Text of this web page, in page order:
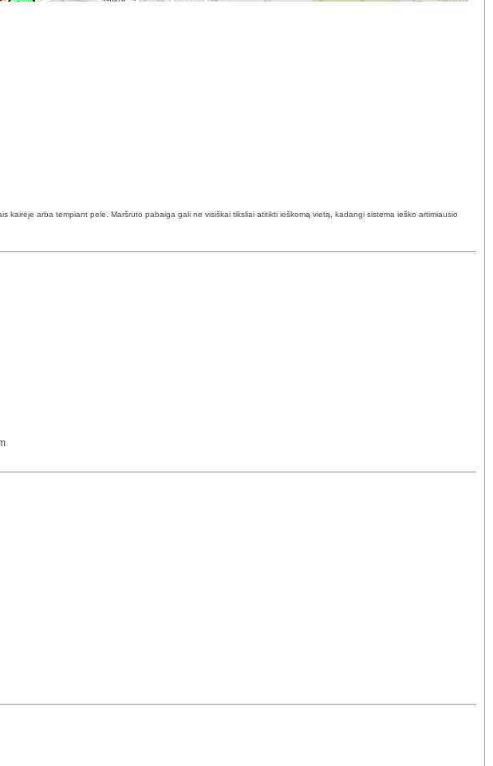
kairėje arba tempiant pele. Maršruto pabaiga gali ne visiškai tiksliai atitikti ieškomą vietą, kadangi sistema ieško artimiausio